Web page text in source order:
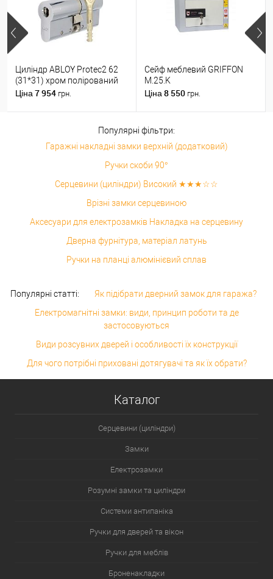
Циліндр ABLOY Protec2 62
(31*31) хром полірований
Ціна 7 954 грн.
Сейф меблевий GRIFFON
M.25.K
Ціна 8 550 грн.
Популярні фільтри:
Гаражні накладні замки верхній (додатковий)
Ручки скоби 90°
Серцевини (циліндри) Високий ★★★☆☆
Врізні замки серцевиною
Аксесуари для електрозамків Накладка на серцевину
Дверна фурнітура, матеріал латунь
Ручки на планці алюмінієвий сплав
Популярні статті:
Як підібрати дверний замок для гаража?
Електромагнітні замки: види, принцип роботи та де
застосовуються
Види розсувних дверей і особливості їх конструкції
Для чого потрібні приховані дотягувачі та як їх обрати?
Каталог
Серцевини (циліндри)
Замки
Електрозамки
Розумні замки та циліндри
Системи антипаніка
Ручки для дверей та вікон
Ручки для меблів
Броненакладки